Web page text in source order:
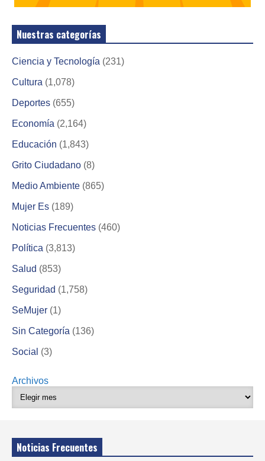
Nuestras categorías
Ciencia y Tecnología (231)
Cultura (1,078)
Deportes (655)
Economía (2,164)
Educación (1,843)
Grito Ciudadano (8)
Medio Ambiente (865)
Mujer Es (189)
Noticias Frecuentes (460)
Política (3,813)
Salud (853)
Seguridad (1,758)
SeMujer (1)
Sin Categoría (136)
Social (3)
Archivos
Noticias Frecuentes